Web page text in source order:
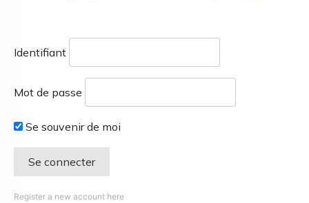
Identifiant
Mot de passe
Se souvenir de moi
Register a new account here